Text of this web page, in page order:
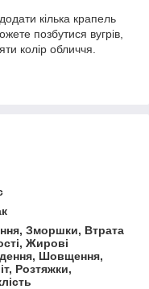
кілька крапель
позбутися вугрів,
колір обличчя.
Зморшки, Втрата
Жирові
Шовщення,
Розтяжки,